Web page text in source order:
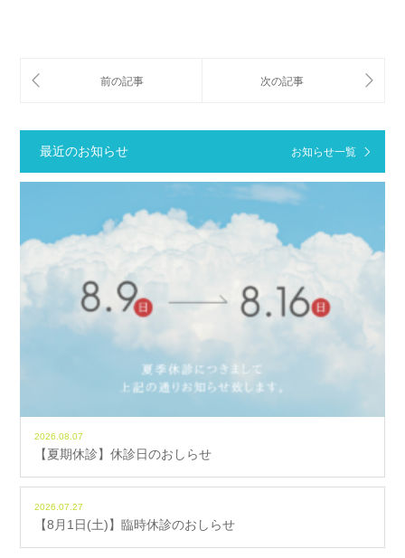
最近のお知らせ お知らせ一覧
2026.08.07
【夏期休診】休診日のおしらせ
2026.07.27
【8月1日(土)】臨時休診のおしらせ